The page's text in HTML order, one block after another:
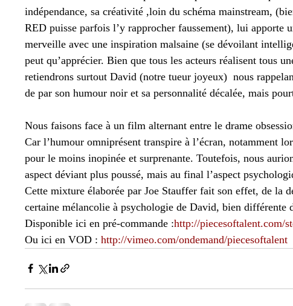
indépendance, sa créativité ,loin du schéma mainstream,
RED puisse parfois l’y rapprocher faussement), lui apporte
merveille avec une inspiration malsaine (se dévoilant
peut qu’apprécier. Bien que tous les acteurs réalisent tous
retiendrons surtout David (notre tueur joyeux)  nous
de par son humour noir et sa personnalité décalée, mais
Nous faisons face à un film alternant entre le drame
Car l’humour omniprésent transpire à l’écran, notamment
pour le moins inopinée et surprenante. Toutefois, nous
aspect déviant plus poussé, mais au final l’aspect
Cette mixture élaborée par Joe Stauffer fait son effet, de la
certaine mélancolie à psychologie de David, bien différente
Disponible ici en pré-commande :http://piecesoftalent.com/
Ou ici en VOD : http://vimeo.com/ondemand/piecesoftalent